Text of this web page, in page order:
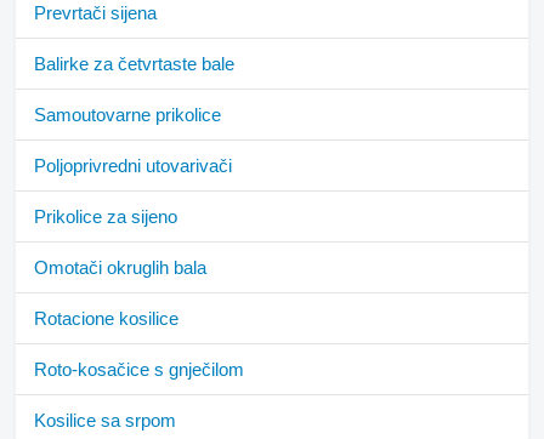
Prevrtači sijena
Balirke za četvrtaste bale
Samoutovarne prikolice
Poljoprivredni utovarivači
Prikolice za sijeno
Omotači okruglih bala
Rotacione kosilice
Roto-kosačice s gnječilom
Kosilice sa srpom